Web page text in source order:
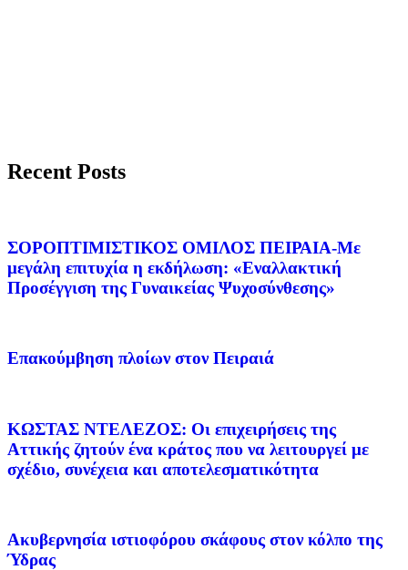
Recent Posts
ΣΟΡΟΠΤΙΜΙΣΤΙΚΟΣ ΟΜΙΛΟΣ ΠΕΙΡΑΙΑ-Με
μεγάλη επιτυχία η εκδήλωση: «Εναλλακτική
Προσέγγιση της Γυναικείας Ψυχοσύνθεσης»
Επακούμβηση πλοίων στον Πειραιά
ΚΩΣΤΑΣ ΝΤΕΛΕΖΟΣ: Οι επιχειρήσεις της
Αττικής ζητούν ένα κράτος που να λειτουργεί με
σχέδιο, συνέχεια και αποτελεσματικότητα
Ακυβερνησία ιστιοφόρου σκάφους στον κόλπο της
Ύδρας